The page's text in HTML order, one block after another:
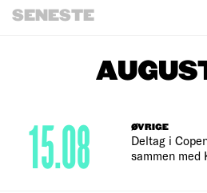
SENESTE
ØVRIGE
Deltag i
sammen med
15.08